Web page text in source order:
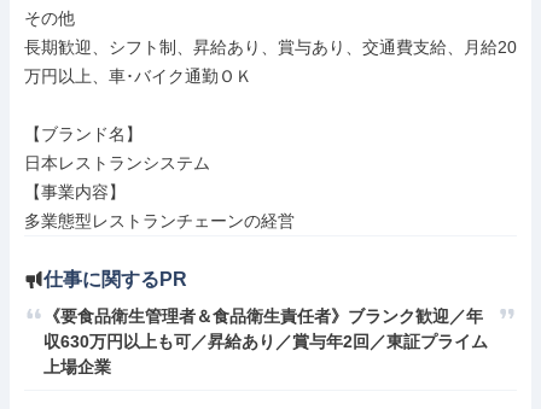
その他
長期歓迎、シフト制、昇給あり、賞与あり、交通費支給、月給20
万円以上、車･バイク通勤ＯＫ
【ブランド名】
日本レストランシステム
【事業内容】
多業態型レストランチェーンの経営
仕事に関するPR
《要食品衛生管理者＆食品衛生責任者》ブランク歓迎／年
収630万円以上も可／昇給あり／賞与年2回／東証プライム
上場企業